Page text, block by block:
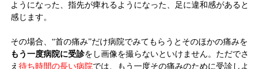
ようになった、指先が痺れるようになった、足に違和感があると
感じます。
その場合、“首の痛み”だけ病院でみてもらうとそのほかの痛みを
もう一度病院に受診をし画像を撮らないといけません。ただでさ
え 待ち時間の長い病院では、もう一度その痛みのために受診しよ